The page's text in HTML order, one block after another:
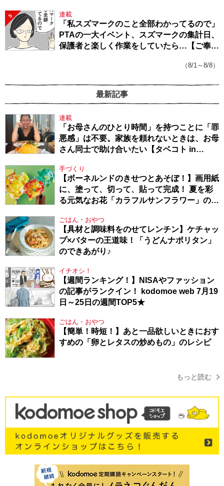
5 連載
「私スズマークのこと全部わかってるので」
PTAの一大イベント、スズマークの集計日、
保護者と楽しく作業をしていたら…【ご奉仕
（8/1～8/8）
最新記事
連載
「お母さんのひとり時間」を持つことに「罪
悪感」は不要。家族を頼れないときは、お母
さん同士で助け合いたい【タベコト in
手づくり
【ボーネルンドのきせつとあそぼ！】画用紙
に、塗って、切って、貼って完成！ 夏を彩
る元気なお花「カラフルサンフラワー」の作
ごはん・おやつ
【具材と調味料をのせてレンチン】ケチャッ
プ×バターの王道味！「うどんナポリタン」
のできあがり♪
イチオシ！
【週間ランキング！】NISAやファッション
の記事がランクイン！ kodomoe web 7月19
日～25日の週間TOP5★
ごはん・おやつ
【簡単！時短！】あと一品欲しいときにおす
すめの「卵とレタスの炒めもの」のレシピ
もっと読む